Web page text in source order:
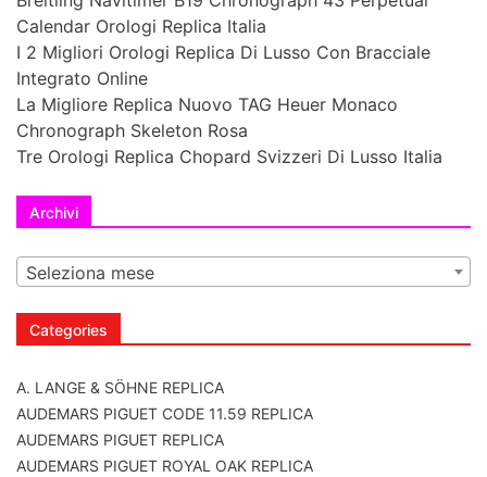
Calendar Orologi Replica Italia
I 2 Migliori Orologi Replica Di Lusso Con Bracciale
Integrato Online
La Migliore Replica Nuovo TAG Heuer Monaco
Chronograph Skeleton Rosa
Tre Orologi Replica Chopard Svizzeri Di Lusso Italia
Archivi
Seleziona mese
Categories
A. LANGE & SÖHNE REPLICA
AUDEMARS PIGUET CODE 11.59 REPLICA
AUDEMARS PIGUET REPLICA
AUDEMARS PIGUET ROYAL OAK REPLICA